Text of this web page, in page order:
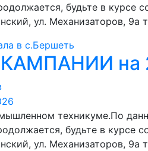
будьте в
ул. Механизаторов, 9а
в с.Бершеть
на
техникуме.По
будьте в
ул. Механизаторов, 9а